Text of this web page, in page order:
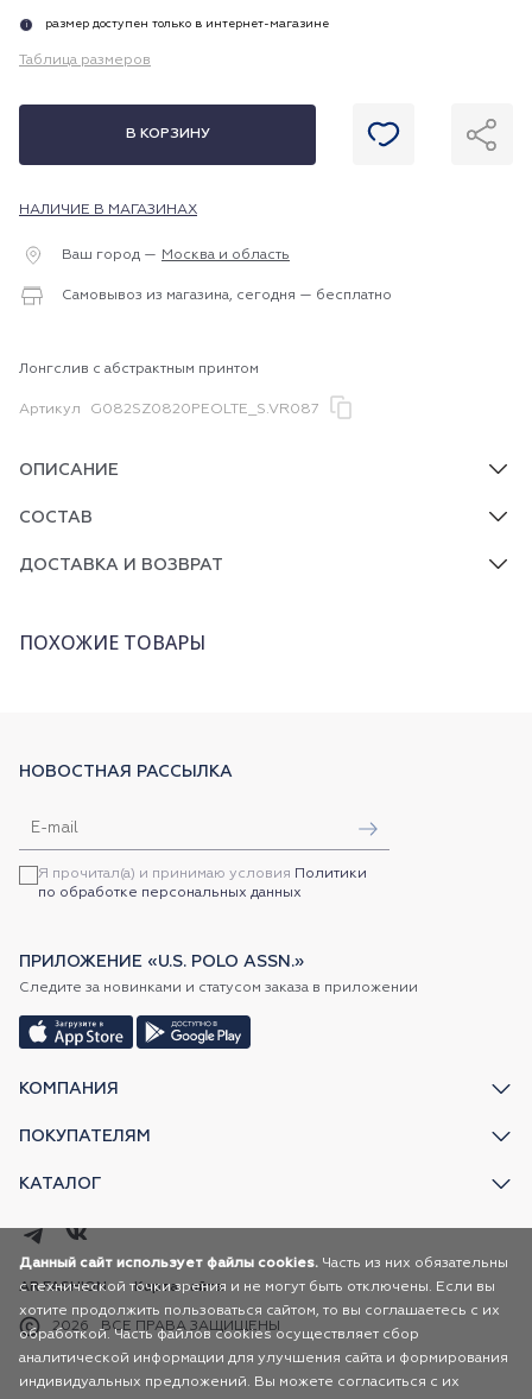
i размер доступен только в интернет-магазине
Таблица размеров
В КОРЗИНУ
НАЛИЧИЕ В МАГАЗИНАХ
Ваш город — Москва и область
Самовывоз из магазина, сегодня — бесплатно
Лонгслив с абстрактным принтом
Артикул G082SZ0820PEOLTE_S.VR087
ОПИСАНИЕ
СОСТАВ
ДОСТАВКА И ВОЗВРАТ
ПОХОЖИЕ ТОВАРЫ
КОМПАНИЯ
ПОКУПАТЕЛЯМ
КАТАЛОГ
НОВОСТНАЯ РАССЫЛКА
Я прочитал(а) и принимаю условия Политики
по обработке персональных данных
ПРИЛОЖЕНИЕ «U.S. POLO ASSN.»
Следите за новинками и статусом заказа в приложении
2026 ВСЕ ПРАВА ЗАЩИЩЕНЫ
AR FASHION Карта сайта
Данный сайт использует файлы cookies. Часть из них обязательны
с технической точки зрения и не могут быть отключены. Если вы
хотите продолжить пользоваться сайтом, то вы соглашаетесь с их
обработкой. Часть файлов cookies осуществляет сбор
аналитической информации для улучшения сайта и формирования
индивидуальных предложений. Вы можете согласиться с их